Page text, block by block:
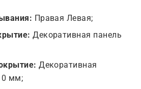
Правая Левая;
Декоративная панель
Декоративная
мм;